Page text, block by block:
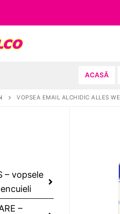
ACASĂ
VOPSEA EMAIL ALCHIDIC ALLES
– vopsele
–